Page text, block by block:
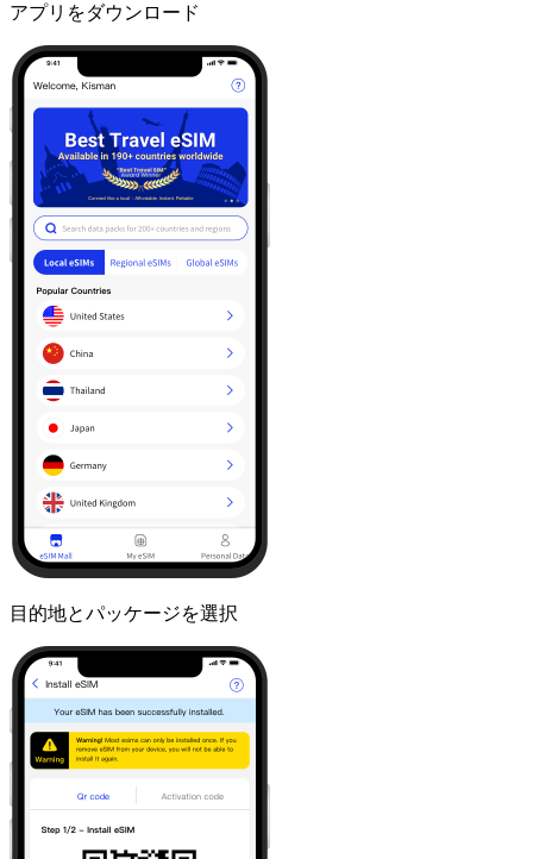
アプリをダウンロード
目的地とパッケージを選択